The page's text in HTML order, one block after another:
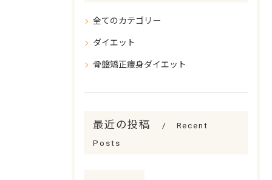
全てのカテゴリー
ダイエット
骨盤矯正痩身ダイエット
最近の投稿
Recent
Posts